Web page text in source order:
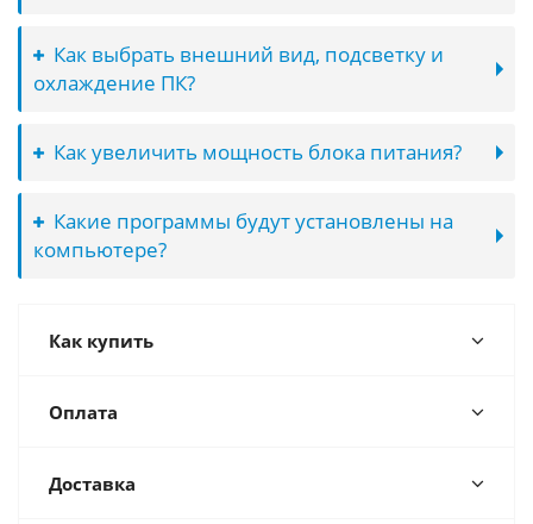
Как выбрать внешний вид, подсветку и
охлаждение ПК?
Как увеличить мощность блока питания?
Какие программы будут установлены на
компьютере?
Как купить
Оплата
Доставка